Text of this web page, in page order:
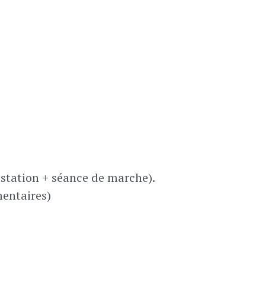
+ séance de marche).